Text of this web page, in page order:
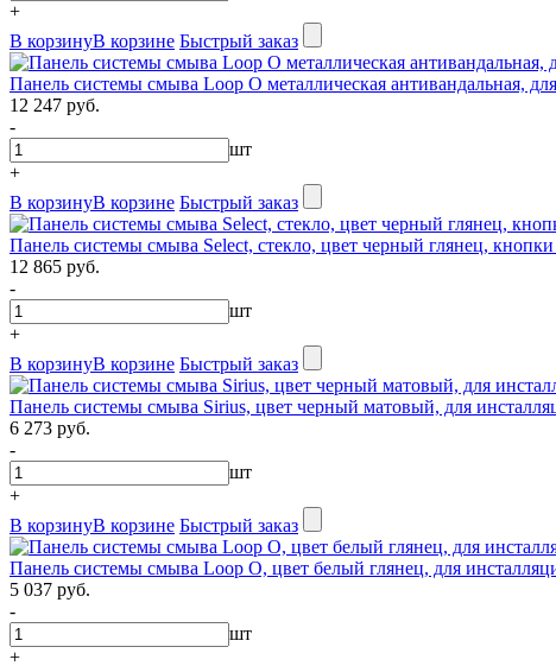
+
В корзинуВ корзине Быстрый заказ
Панель системы смыва Loop O металлическая антивандальная,
12 247 руб.
-
шт
+
В корзинуВ корзине Быстрый заказ
Панель системы смыва Select, стекло, цвет черный глянец,
12 865 руб.
-
шт
+
В корзинуВ корзине Быстрый заказ
Панель системы смыва Sirius, цвет черный матовый, для
6 273 руб.
-
шт
+
В корзинуВ корзине Быстрый заказ
Панель системы смыва Loop O, цвет белый глянец, для
5 037 руб.
-
шт
+